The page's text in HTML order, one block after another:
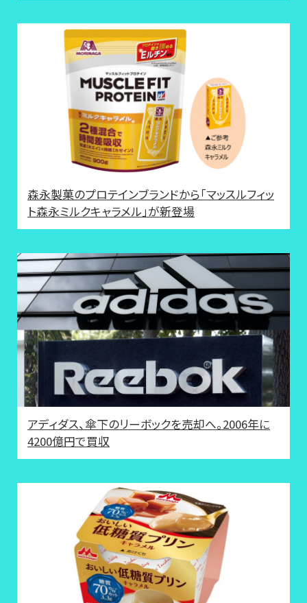
森永製菓のプロテインブランドから「マッスルフィッ
ト森永ミルクキャラメル」が新登場
アディダス、傘下のリーボックを売却へ。2006年に
4200億円で買収